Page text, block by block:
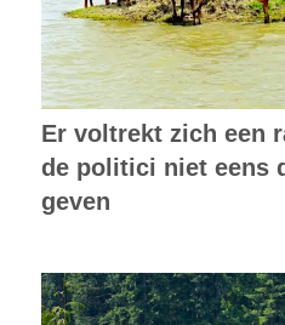
Er voltrekt zich een
de politici niet eens
geven